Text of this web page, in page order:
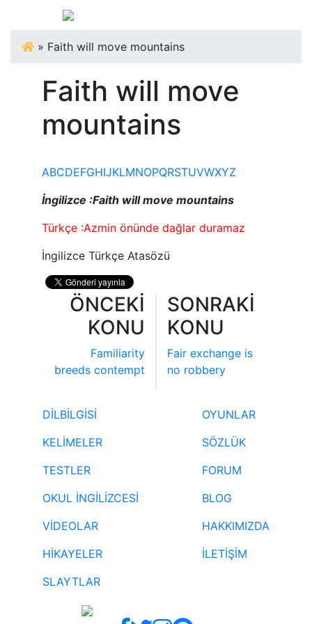
» Faith will move mountains
Faith will move
mountains
ABCDEFGHIJKLMNOPQRSTUVWXYZ
İngilizce :Faith will move mountains
Türkçe :Azmin önünde dağlar duramaz
İngilizce Türkçe Atasözü
ÖNCEKİ
KONU
Familiarity
breeds contempt
SONRAKİ
KONU
Fair exchange is
no robbery
DİLBİLGİSİ
KELİMELER
TESTLER
OKUL İNGİLİZCESİ
VİDEOLAR
HİKAYELER
SLAYTLAR
OYUNLAR
SÖZLÜK
FORUM
BLOG
HAKKIMIZDA
İLETİŞİM